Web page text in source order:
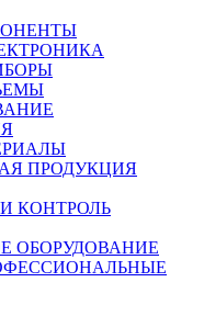
ПРОДУКЦИЯ
КОНТРОЛЬ
ОБОРУДОВАНИЕ